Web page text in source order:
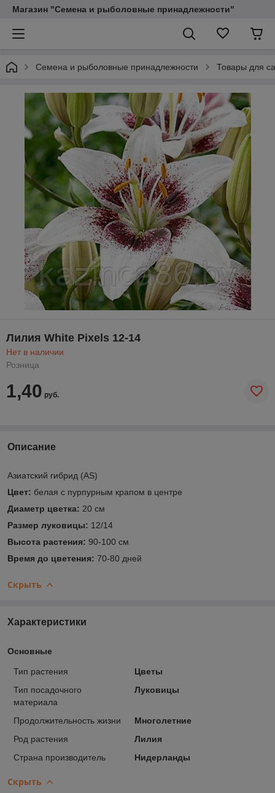
Магазин "Семена и рыболовные принадлежности"
Семена и рыболовные принадлежности Товары для
Лилия White Pixels 12-14
Нет в наличии
Розница
1,40 руб.
Описание
Азиатский гибрид (AS)
Цвет: белая с пурпурным крапом в центре
Диаметр цветка: 20 см
Размер луковицы: 12/14
Высота растения: 90-100 см
Время до цветения: 70-80 дней
Скрыть
Характеристики
Основные
Тип растения
Цветы
Тип посадочного
материала
Луковицы
Продолжительность жизни
Многолетние
Род растения
Лилия
Страна производитель
Нидерланды
Скрыть